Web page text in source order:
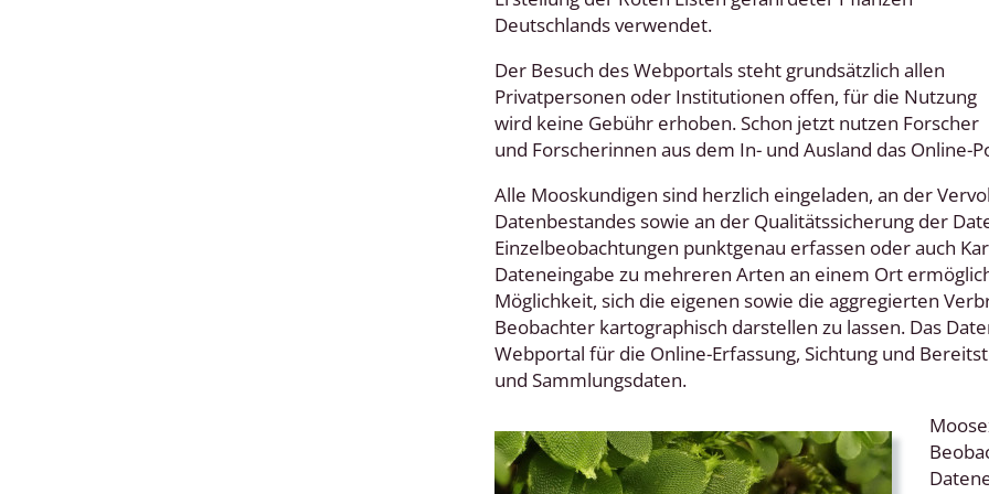
Laufkäfer und Sandlaufkäfer
Netzflüglerartige
Ohrwürmer
Pflanzenwespen
Pseudoskorpione
Raubfliegen
Regenwürmer
Deutschlands verwendet.
Der Besuch des Webportals steht grundsätzlich allen
Privatpersonen oder Institutionen offen, für die Nutzung
wird keine Gebühr erhoben. Schon jetzt nutzen Forscher
und Forscherinnen aus dem In- und Ausland das Online-
Alle Mooskundigen sind herzlich eingeladen, an der
Datenbestandes sowie an der Qualitätssicherung der
Einzelbeobachtungen punktgenau erfassen oder auch
Dateneingabe zu mehreren Arten an einem Ort
Möglichkeit, sich die eigenen sowie die aggregierten
Beobachter kartographisch darstellen zu lassen. Das
Webportal für die Online-Erfassung, Sichtung und
und Sammlungsdaten.